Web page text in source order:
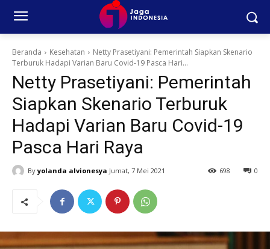
Beranda Kesehatan
Netty Prasetiyani: Pemerintah Siapkan Skenario
Terburuk Hadapi Varian Baru Covid-19 Pasca Hari...
Netty Prasetiyani: Pemerintah
Siapkan Skenario Terburuk
Hadapi Varian Baru Covid-19
Pasca Hari Raya
By yolanda alvionesya Jumat, 7 Mei 2021 0
698